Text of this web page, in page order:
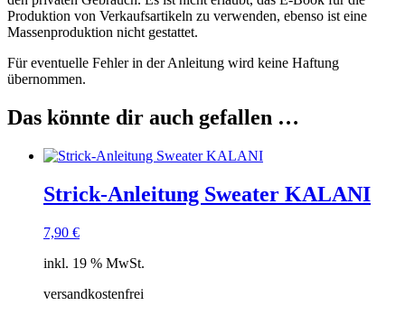
Produktion von Verkaufsartikeln zu verwenden, ebenso ist eine
Massenproduktion nicht gestattet.
Für eventuelle Fehler in der Anleitung wird keine Haftung
übernommen.
Das könnte dir auch gefallen …
Strick-Anleitung Sweater KALANI
7,90 €
inkl. 19 % MwSt.
versandkostenfrei